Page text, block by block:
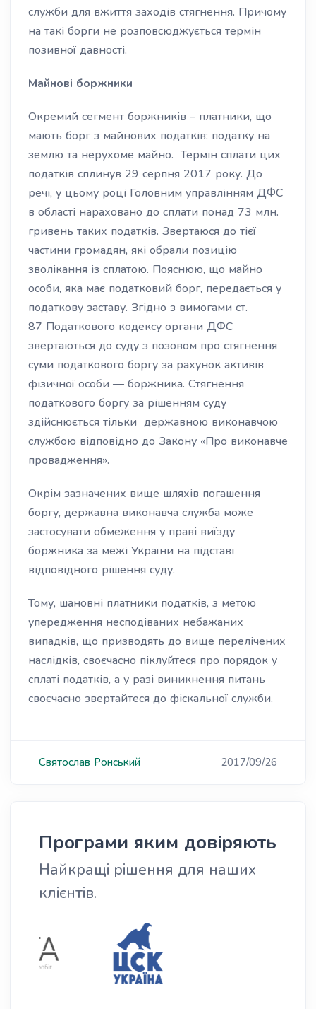
служби для вжиття заходів стягнення. Причому
на такі борги не розповсюджується термін
позивної давності.
Майнові боржники
Окремий сегмент боржників – платники, що
мають борг з майнових податків: податку на
землю та нерухоме майно. Термін сплати цих
податків сплинув 29 серпня 2017 року. До
речі, у цьому році Головним управлінням ДФС
в області нараховано до сплати понад 73 млн.
гривень таких податків. Звертаюся до тієї
частини громадян, які обрали позицію
зволікання із сплатою. Пояснюю, що майно
особи, яка має податковий борг, передається у
податкову заставу. Згідно з вимогами ст.
87 Податкового кодексу органи ДФС
звертаються до суду з позовом про стягнення
суми податкового боргу за рахунок активів
фізичної особи — боржника. Стягнення
податкового боргу за рішенням суду
здійснюється тільки державною виконавчою
службою відповідно до Закону «Про виконавче
провадження».
Окрім зазначених вище шляхів погашення
боргу, державна виконавча служба може
застосувати обмеження у праві виїзду
боржника за межі України на підставі
відповідного рішення суду.
Тому, шановні платники податків, з метою
упередження несподіваних небажаних
випадків, що призводять до вище перелічених
наслідків, своєчасно піклуйтеся про порядок у
сплаті податків, а у разі виникнення питань
своєчасно звертайтеся до фіскальної служби.
Святослав Ронський 2017/09/26
Програми яким довіряють
Найкращі рішення для наших
клієнтів.